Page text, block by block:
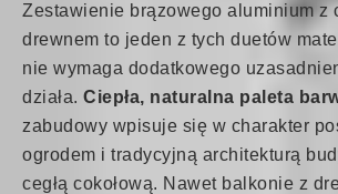
Zestawienie brązowego aluminium z
drewnem to jeden z tych duetów
nie wymaga dodatkowego
działa. Ciepła, naturalna paleta
zabudowy wpisuje się w charakter
ogrodem i tradycyjną architekturą
cegłą cokołową. Nawet balkonie z